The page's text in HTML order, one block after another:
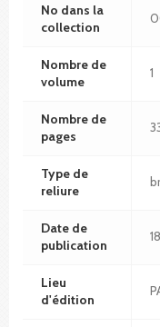
No dans la
collection
Nombre de
volume
1
Nombre de
pages
Type de
reliure
Date de
publication
Lieu
d'édition